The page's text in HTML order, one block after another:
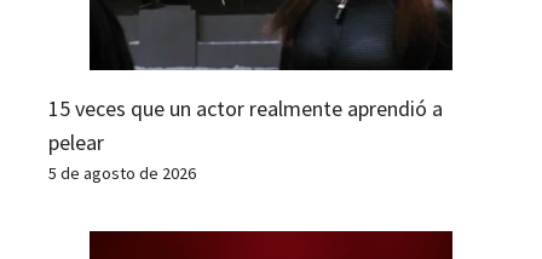
15 veces que un actor realmente aprendió a
pelear
5 de agosto de 2026